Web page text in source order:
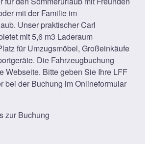
mit der Familie im
Unser praktischer Carl
mit 5,6 m3 Laderaum
für Umzugsmöbel, Großeinkäufe
Die Fahrzeugbuchung
Webseite. Bitte geben Sie Ihre LFF
bei der Buchung im Onlineformular
zur Buchung